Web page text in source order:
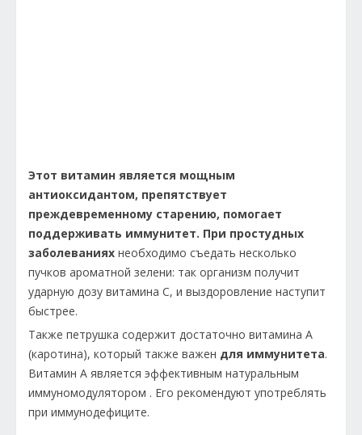
Этот витамин является мощным
антиоксидантом, препятствует
преждевременному старению, помогает
поддерживать иммунитет. При простудных
заболеваниях необходимо съедать несколько
пучков ароматной зелени: так организм получит
ударную дозу витамина С, и выздоровление наступит
быстрее.
Также петрушка содержит достаточно витамина А
(каротина), который также важен для иммунитета.
Витамин А является эффективным натуральным
иммуномодулятором . Его рекомендуют употреблять
при иммунодефиците.